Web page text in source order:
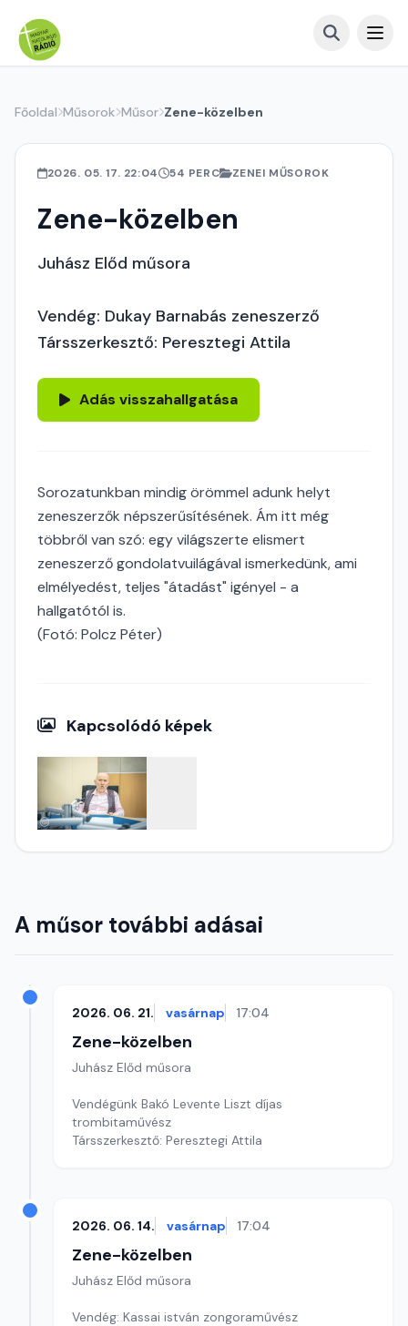
Főoldal Műsorok Műsor Zene-közelben
2026. 05. 17. 22:04 54 PERC ZENEI MŰSOROK
Zene-közelben
Juhász Előd műsora
Vendég: Dukay Barnabás zeneszerző
Társszerkesztő: Peresztegi Attila
Adás visszahallgatása
Sorozatunkban mindig örömmel adunk helyt
zeneszerzők népszerűsítésének. Ám itt még
többről van szó: egy világszerte elismert
zeneszerző gondolatvuilágával ismerkedünk, ami
elmélyedést, teljes "átadást" igényel - a
hallgatótól is.
(Fotó: Polcz Péter)
Kapcsolódó képek
A műsor további adásai
2026. 06. 21. vasárnap 17:04
Zene-közelben
Juhász Előd műsora
Vendégünk Bakó Levente Liszt díjas
trombitaművész
Társszerkesztő: Peresztegi Attila
2026. 06. 14. vasárnap 17:04
Zene-közelben
Juhász Előd műsora
Vendég: Kassai istván zongoraművész